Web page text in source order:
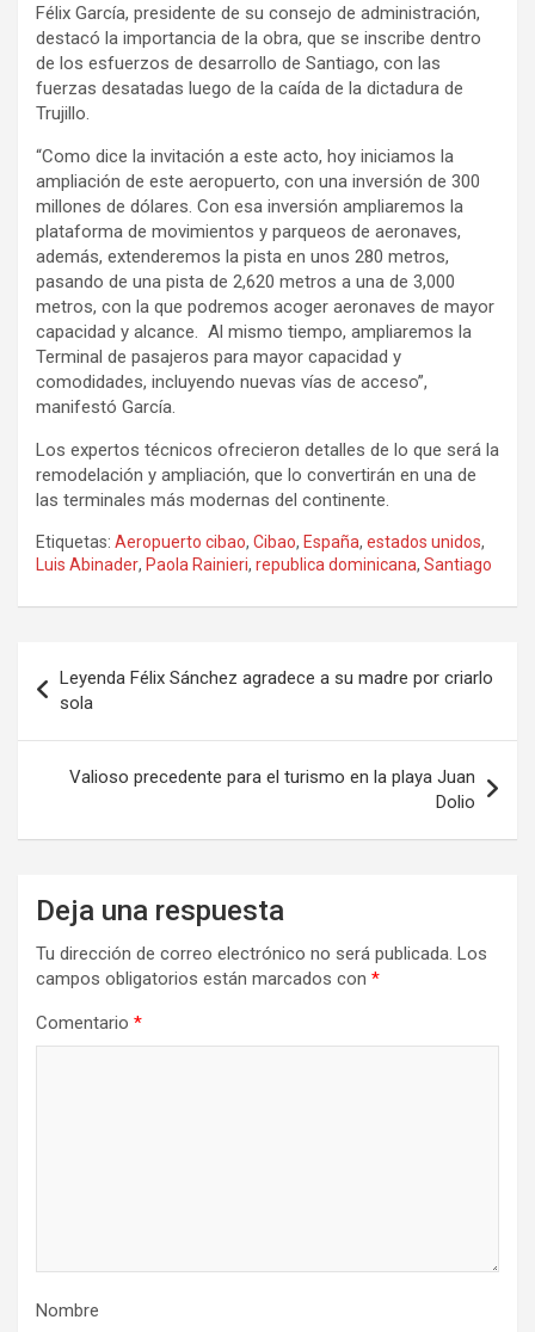
Félix García, presidente de su consejo de administración,
destacó la importancia de la obra, que se inscribe dentro
de los esfuerzos de desarrollo de Santiago, con las
fuerzas desatadas luego de la caída de la dictadura de
Trujillo.
“Como dice la invitación a este acto, hoy iniciamos la
ampliación de este aeropuerto, con una inversión de 300
millones de dólares. Con esa inversión ampliaremos la
plataforma de movimientos y parqueos de aeronaves,
además, extenderemos la pista en unos 280 metros,
pasando de una pista de 2,620 metros a una de 3,000
metros, con la que podremos acoger aeronaves de mayor
capacidad y alcance. Al mismo tiempo, ampliaremos la
Terminal de pasajeros para mayor capacidad y
comodidades, incluyendo nuevas vías de acceso”,
manifestó García.
Los expertos técnicos ofrecieron detalles de lo que será la
remodelación y ampliación, que lo convertirán en una de
las terminales más modernas del continente.
Etiquetas: Aeropuerto cibao, Cibao, España, estados unidos,
Luis Abinader, Paola Rainieri, republica dominicana, Santiago
de
entradas
Leyenda Félix Sánchez agradece a su madre por criarlo
sola
Valioso precedente para el turismo en la playa Juan
Dolio
Deja una respuesta
Tu dirección de correo electrónico no será publicada. Los
campos obligatorios están marcados con *
Comentario *
Nombre